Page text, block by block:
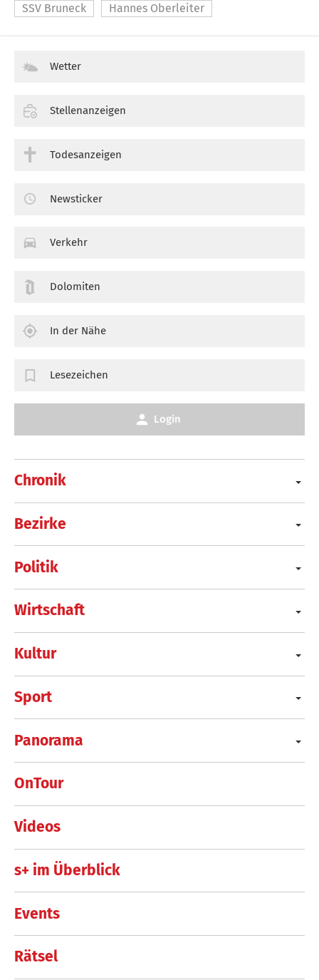
SSV Bruneck
Hannes Oberleiter
Chronik
Bezirke
Politik
Wirtschaft
Kultur
Sport
Panorama
OnTour
Videos
s+ im Überblick
Events
Rätsel
Wetter
Stellenanzeigen
Todesanzeigen
Newsticker
Verkehr
Dolomiten
In der Nähe
Lesezeichen
Login